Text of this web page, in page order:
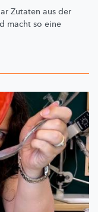
Zutaten aus der
macht so eine